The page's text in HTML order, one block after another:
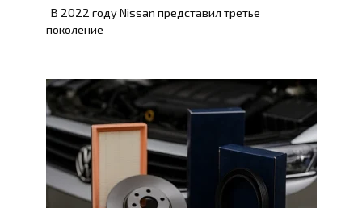
В 2022 году Nissan представил третье
поколение